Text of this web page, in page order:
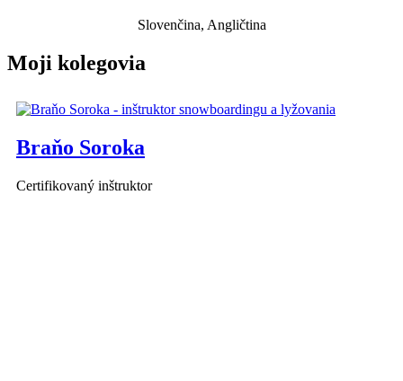
Slovenčina, Angličtina
Moji kolegovia
Braňo Soroka
Certifikovaný inštruktor